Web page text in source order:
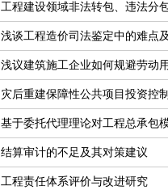
工程建设领域非法转包、违法分
浅谈工程造价司法鉴定中的难点
浅议建筑施工企业如何规避劳动
灾后重建保障性公共项目投资控
基于委托代理理论对工程总承包
结算审计的不足及其对策建议
工程责任体系评价与改进研究